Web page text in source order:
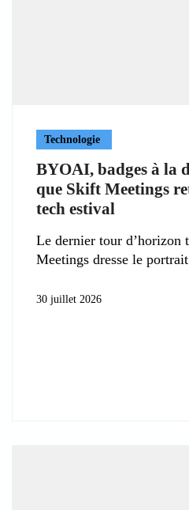
Technologie
BYOAI, badges à la
que Skift Meetings
tech estival
Le dernier tour d’horizon
Meetings dresse le
30 juillet 2026